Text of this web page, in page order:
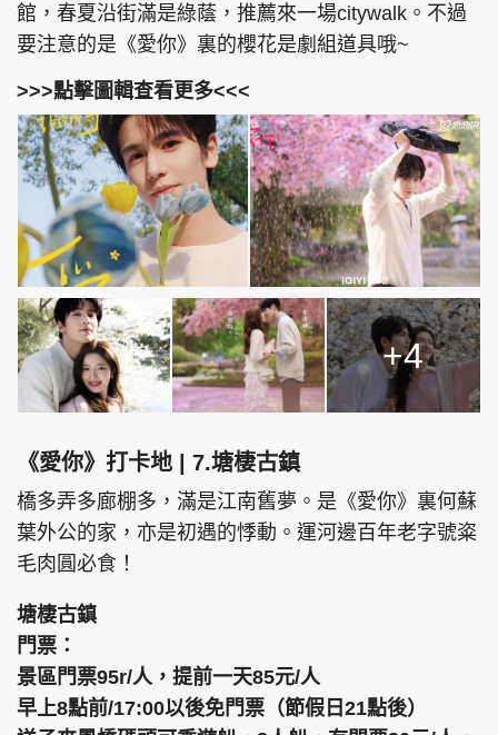
館，春夏沿街滿是綠蔭，推薦來一場citywalk。不過
要注意的是《愛你》裏的櫻花是劇組道具哦~
>>>點擊圖輯查看更多<<<
+4
《愛你》打卡地 | 7.塘棲古鎮
橋多弄多廊棚多，滿是江南舊夢。是《愛你》裏何蘇
葉外公的家，亦是初遇的悸動。運河邊百年老字號粢
毛肉圓必食！
塘棲古鎮
門票：
景區門票95r/人，提前一天85元/人
早上8點前/17:00以後免門票（節假日21點後）